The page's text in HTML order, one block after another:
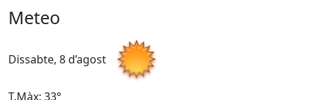
Meteo
Dissabte, 8 d’agost
T.Màx: 33°